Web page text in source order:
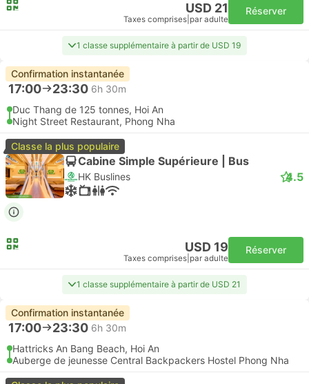
USD 21
Taxes comprises par adulte
Réserver
1 classe supplémentaire à partir de USD 19
Confirmation instantanée
17:00 23:30 6h 30m
Duc Thang de 125 tonnes, Hoi An
Night Street Restaurant, Phong Nha
Classe la plus populaire
Cabine Simple Supérieure | Bus
HK Buslines 4.5
USD 19
Taxes comprises par adulte
Réserver
1 classe supplémentaire à partir de USD 21
Confirmation instantanée
17:00 23:30 6h 30m
Hattricks An Bang Beach, Hoi An
Auberge de jeunesse Central Backpackers Hostel Phong Nha